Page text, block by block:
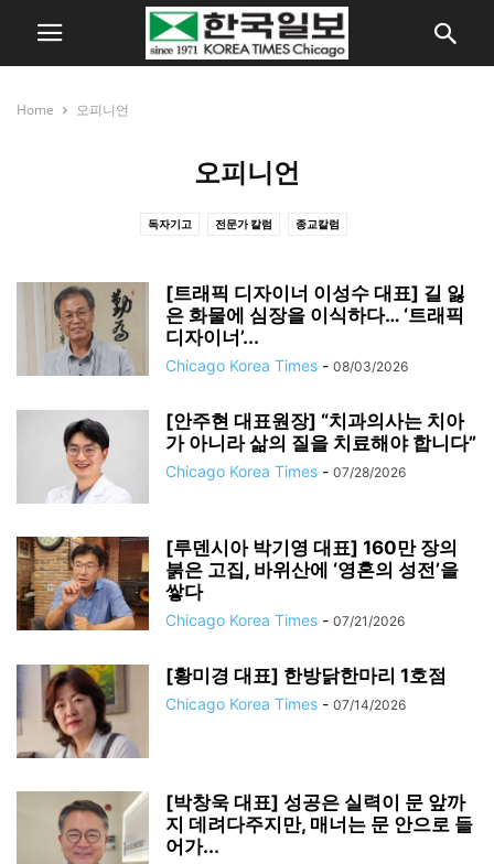
Home 오피니언
오피니언
독자기고 전문가 칼럼 종교칼럼
[트래픽 디자이너 이성수 대표] 길 잃
은 화물에 심장을 이식하다… ‘트래픽
디자이너’...
Chicago Korea Times - 08/03/2026
[안주현 대표원장] “치과의사는 치아
가 아니라 삶의 질을 치료해야 합니다”
Chicago Korea Times - 07/28/2026
[루덴시아 박기영 대표] 160만 장의
붉은 고집, 바위산에 ‘영혼의 성전’을
쌓다
Chicago Korea Times - 07/21/2026
[황미경 대표] 한방닭한마리 1호점
Chicago Korea Times - 07/14/2026
[박창욱 대표] 성공은 실력이 문 앞까
지 데려다주지만, 매너는 문 안으로 들
어가...